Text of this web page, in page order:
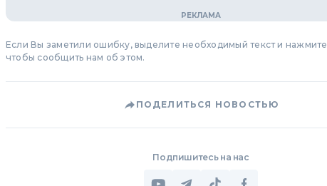
Если Вы заметили ошибку, выделите необходимый текст и нажмите
чтобы сообщить нам об этом.
ПОДЕЛИТЬСЯ НОВОСТЬЮ
Подпишитесь на нас